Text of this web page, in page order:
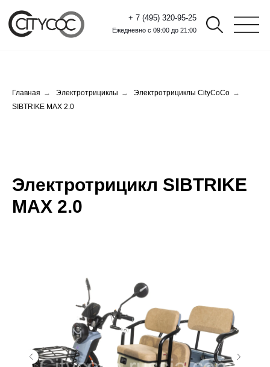
Ежедневно с 09:00 до 21:00
Главная → Электротрициклы → Электротрициклы CityCoCo →
SIBTRIKE MAX 2.0
Электротрицикл SIBTRIKE
MAX 2.0